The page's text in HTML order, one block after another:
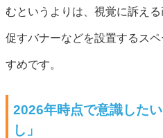
むというよりは、視覚に訴え
促すバナーなどを設置するス
すめです。
2026年時点で意識した
し」